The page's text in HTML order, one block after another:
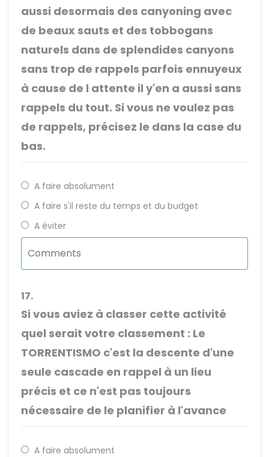
aussi desormais des canyoning avec
de beaux sauts et des tobbogans
naturels dans de splendides canyons
sans trop de rappels parfois ennuyeux
à cause de l attente il y'en a aussi sans
rappels du tout. Si vous ne voulez pas
de rappels, précisez le dans la case du
bas.
A faire absolument
A faire s'il reste du temps et du budget
A éviter
17.
Si vous aviez à classer cette activité
quel serait votre classement : Le
TORRENTISMO c'est la descente d'une
seule cascade en rappel à un lieu
précis et ce n'est pas toujours
nécessaire de le planifier à l'avance
A faire absolument